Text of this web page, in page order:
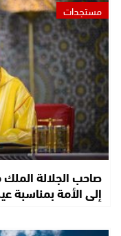
مستجدات
صاحب الجلالة
إلى الأمة بمناسبة